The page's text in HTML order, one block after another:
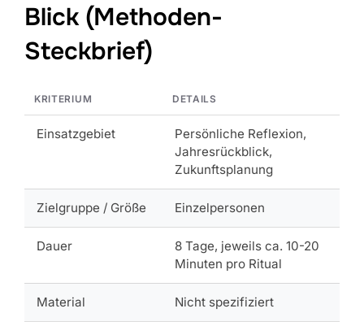
Blick (Methoden-
Steckbrief)
KRITERIUM DETAILS
Einsatzgebiet
Persönliche Reflexion,
Jahresrückblick,
Zukunftsplanung
Zielgruppe / Größe Einzelpersonen
Dauer
8 Tage, jeweils ca. 10-20
Minuten pro Ritual
Material Nicht spezifiziert